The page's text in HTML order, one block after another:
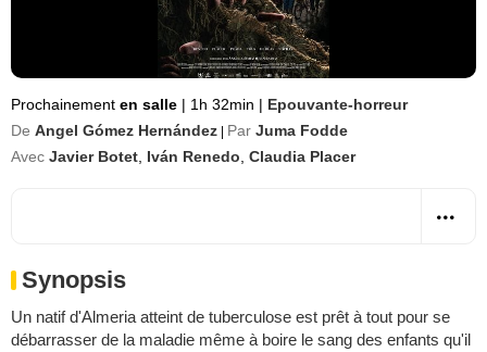
Prochainement en salle | 1h 32min | Epouvante-horreur
De Angel Gómez Hernández Par Juma Fodde
Avec Javier Botet Iván Renedo Claudia Placer
Synopsis
Un natif d'Almeria atteint de tuberculose est prêt à tout pour se
débarrasser de la maladie même à boire le sang des enfants qu'il